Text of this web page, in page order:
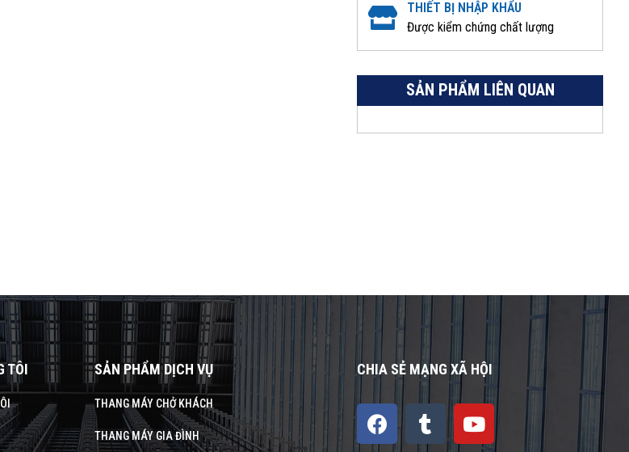
THIẾT BỊ NHẬP KHẨU
Được kiểm chứng chất lượng
SẢN PHẨM LIÊN QUAN
TÔI SẢN PHẨM DỊCH VỤ
THANG MÁY CHỞ KHÁCH
THANG MÁY GIA ĐÌNH
CHIA SẺ MẠNG XÃ HỘI